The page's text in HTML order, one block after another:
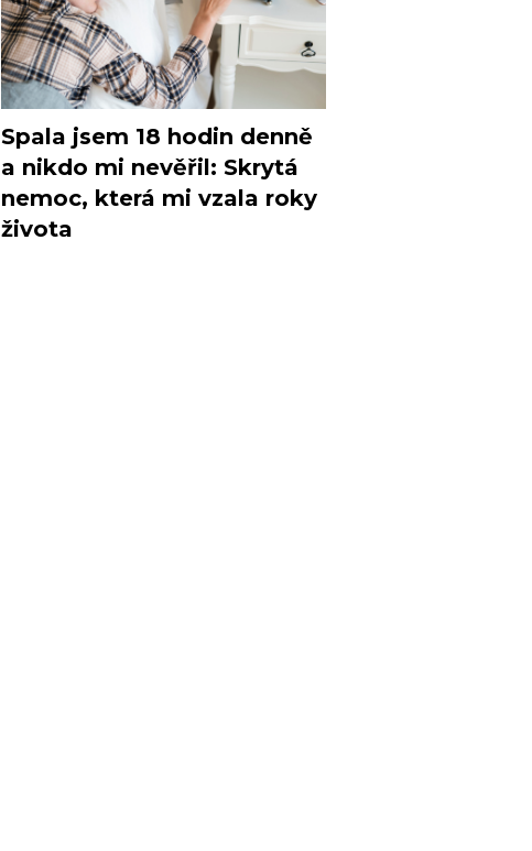
Spala jsem 18 hodin denně
a nikdo mi nevěřil: Skrytá
nemoc, která mi vzala roky
života